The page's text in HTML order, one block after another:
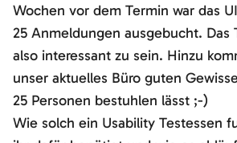
Wochen vor dem Termin war das
25 Anmeldungen ausgebucht. Das
also interessant zu sein. Hinzu
unser aktuelles Büro guten
25 Personen bestuhlen lässt ;-)
Wie solch ein Usability Testessen